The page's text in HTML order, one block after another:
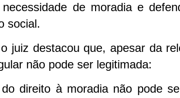
de moradia e
social.
juiz destacou que, apesar da
não pode ser legitimada:
do direito à moradia não pode